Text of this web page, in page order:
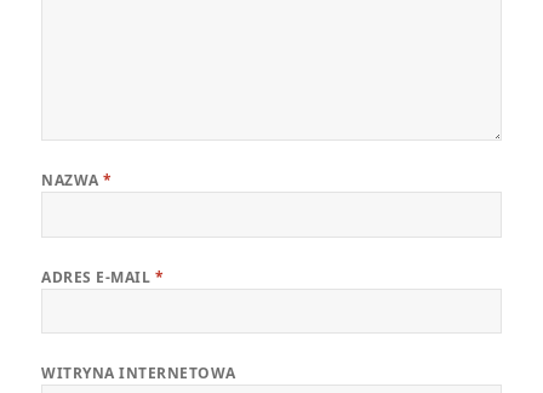
NAZWA*
ADRES E-MAIL *
WITRYNA INTERNETOWA